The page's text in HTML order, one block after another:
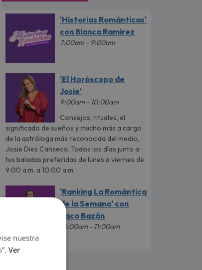
'Historias Románticas'
con Blanca Ramírez
7:00am - 9:00am
'El Horóscopo de
Josie'
9:00am - 10:00am
Consejos, rituales, el
significado de sueños y mucho más a cargo
de la astróloga más reconocida del medio,
Josie Diez Canseco. Todos los días junto a
tus baladas preferidas de lunes a viernes de
9:00 a.m. a 10:00 a.m.
'Ranking La Romántica
de la Semana' con
Paco Bazán
10:00am - 11:00am
nuestra
Ver